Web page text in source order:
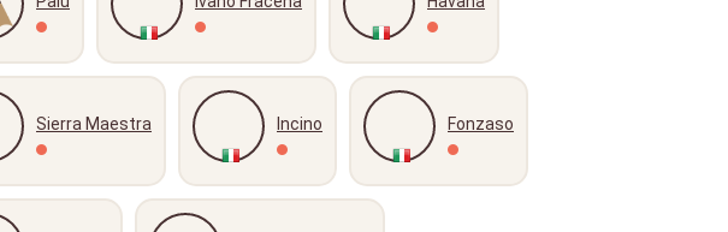
Sierra Maestra Incino Fonzaso